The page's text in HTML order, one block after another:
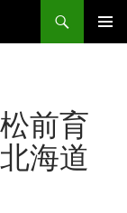
前育
海道